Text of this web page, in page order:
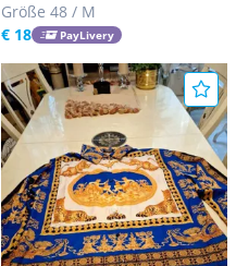
Hemd GR. M €18, - VB
Größe 48 / M
€ 18
PayLivery